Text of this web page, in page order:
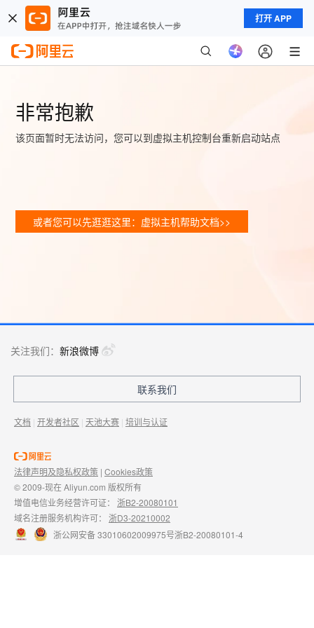
打开 APP
非常抱歉
该页面暂时无法访问，您可以到虚拟主机控制台重新启动站点
或者您可以先逛逛这里：虚拟主机帮助文档>>